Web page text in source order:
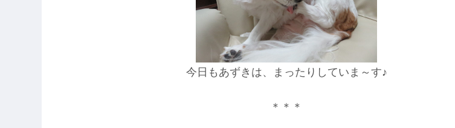
今日もあずきは、まったりしていま～す♪
＊＊＊